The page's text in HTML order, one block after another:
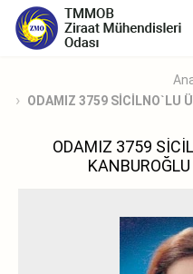
ODAMIZ 3759 SİCİLNO`LU
ODAMIZ 3759